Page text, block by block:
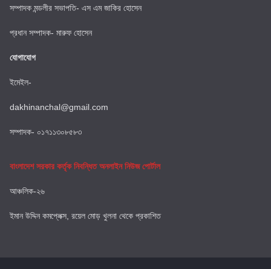
সম্পাদক মন্ডলীর সভাপতি- এস এম জাকির হোসেন
প্রধান সম্পাদক- মারুফ হোসেন
যোগাযোগ
ইমেইল-
dakhinanchal@gmail.com
সম্পাদক- ০১৭১১৩০৮৫৮৩
বাংলাদেশ সরকার কর্তৃক নিবন্ধিত অনলাইন নিউজ পোর্টাল
আঞ্চলিক-২৬
ইমান উদ্দিন কমপ্লেক্স, রয়েল মোড় খুলনা থেকে প্রকাশিত